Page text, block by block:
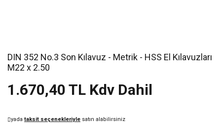
DIN 352 No.3 Son Kılavuz - Metrik - HSS El Kılavuzları
M22 x 2.50
1.670,40 TL Kdv Dahil
yada taksit seçenekleriyle satın alabilirsiniz